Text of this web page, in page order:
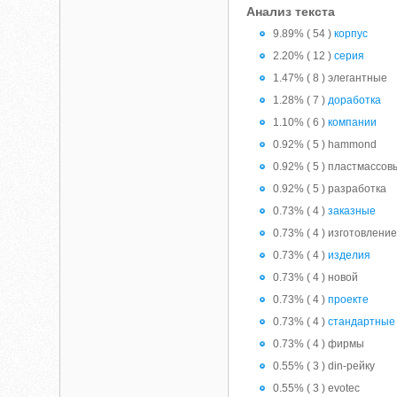
Анализ текста
9.89% ( 54 )корпус
2.20% ( 12 )серия
1.47% ( 8 ) элегантные
1.28% ( 7 )доработка
1.10% ( 6 )компании
0.92% ( 5 ) hammond
0.92% ( 5 )
0.92% ( 5 ) разработка
0.73% ( 4 )заказные
0.73% ( 4 ) изготовление
0.73% ( 4 )изделия
0.73% ( 4 ) новой
0.73% ( 4 )проекте
0.73% ( 4 )стандартные
0.73% ( 4 ) фирмы
0.55% ( 3 ) din-рейку
0.55% ( 3 ) evotec